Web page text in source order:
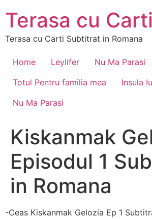
to
content
Terasa cu Carti
Terasa cu Carti Subtitrat in Romana
Home Leylifer
Nu Ma Parasi
Totul Pentru familia mea
Insula
Nu Ma Parasi
Kiskanmak
Episodul 1
in Romana
-Ceas Kiskanmak Gelozia Ep 1